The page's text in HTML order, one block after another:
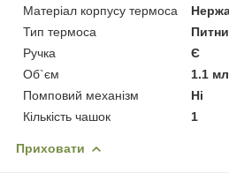
Матеріал корпусу термоса
Тип термоса
Ручка
Є
Об`єм
1.1 мл
Помповий механізм
Ні
Кількість чашок
1
Приховати